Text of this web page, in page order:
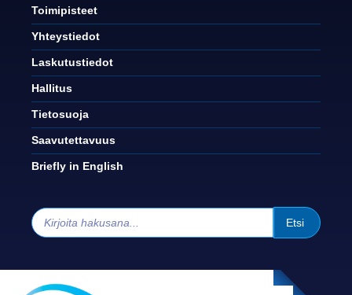
Toimipisteet
Yhteystiedot
Laskutustiedot
Hallitus
Tietosuoja
Saavutettavuus
Briefly in English